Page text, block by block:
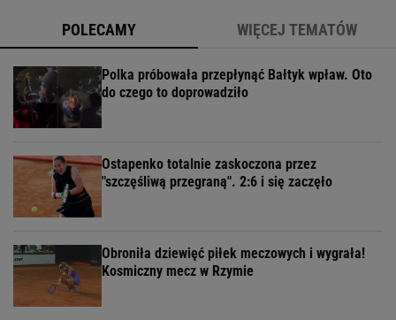
POLECAMY WIĘCEJ TEMATÓW
Polka próbowała przepłynąć Bałtyk wpław. Oto
do czego to doprowadziło
Ostapenko totalnie zaskoczona przez
"szczęśliwą przegraną". 2:6 i się zaczęło
Obroniła dziewięć piłek meczowych i wygrała!
Kosmiczny mecz w Rzymie